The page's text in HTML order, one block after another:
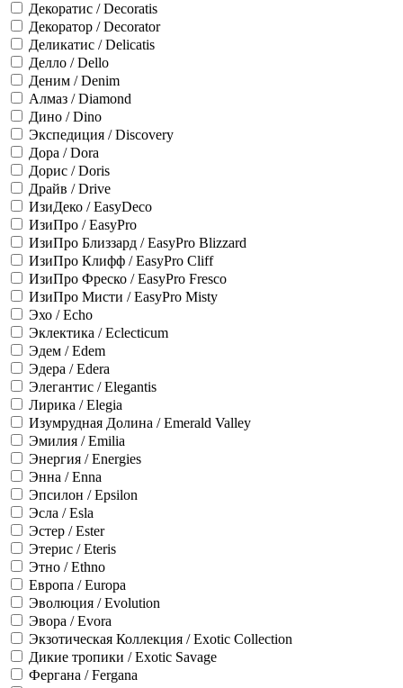
Декоратис / Decoratis
Декоратор / Decorator
Деликатис / Delicatis
Делло / Dello
Деним / Denim
Алмаз / Diamond
Дино / Dino
Экспедиция / Discovery
Дора / Dora
Дорис / Doris
Драйв / Drive
ИзиДеко / EasyDeco
ИзиПро / EasyPro
ИзиПро Близзард / EasyPro Blizzard
ИзиПро Клифф / EasyPro Cliff
ИзиПро Фреско / EasyPro Fresco
ИзиПро Мисти / EasyPro Misty
Эхо / Echo
Эклектика / Eclecticum
Эдем / Edem
Эдера / Edera
Элегантис / Elegantis
Лирика / Elegia
Изумрудная Долина / Emerald Valley
Эмилия / Emilia
Энергия / Energies
Энна / Enna
Эпсилон / Epsilon
Эсла / Esla
Эстер / Ester
Этерис / Eteris
Этно / Ethno
Европа / Europa
Эволюция / Evolution
Эвора / Evora
Экзотическая Коллекция / Exotic Collection
Дикие тропики / Exotic Savage
Фергана / Fergana